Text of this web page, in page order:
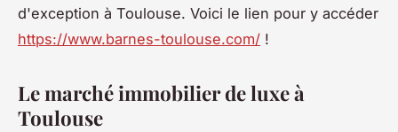
d'exception à Toulouse. Voici le lien pour y accéder
https://www.barnes-toulouse.com/ !
Le marché immobilier de luxe à
Toulouse